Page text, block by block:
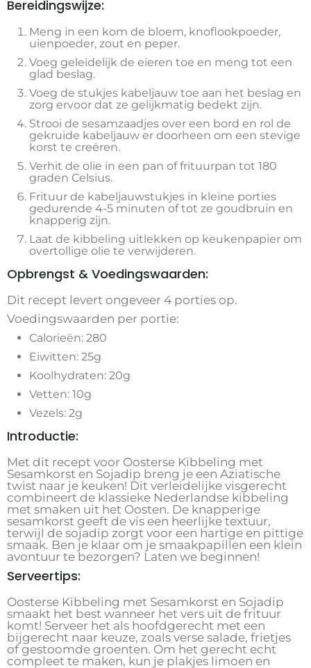
Bereidingswijze:
Meng in een kom de bloem, knoflookpoeder,
uienpoeder, zout en peper.
Voeg geleidelijk de eieren toe en meng tot een
glad beslag.
Voeg de stukjes kabeljauw toe aan het beslag en
zorg ervoor dat ze gelijkmatig bedekt zijn.
Strooi de sesamzaadjes over een bord en rol de
gekruide kabeljauw er doorheen om een stevige
korst te creëren.
Verhit de olie in een pan of frituurpan tot 180
graden Celsius.
Frituur de kabeljauwstukjes in kleine porties
gedurende 4-5 minuten of tot ze goudbruin en
knapperig zijn.
Laat de kibbeling uitlekken op keukenpapier om
overtollige olie te verwijderen.
Opbrengst & Voedingswaarden:
Dit recept levert ongeveer 4 porties op.
Voedingswaarden per portie:
Calorieën: 280
Eiwitten: 25g
Koolhydraten: 20g
Vetten: 10g
Vezels: 2g
Introductie:
Met dit recept voor Oosterse Kibbeling met
Sesamkorst en Sojadip breng je een Aziatische
twist naar je keuken! Dit verleidelijke visgerecht
combineert de klassieke Nederlandse kibbeling
met smaken uit het Oosten. De knapperige
sesamkorst geeft de vis een heerlijke textuur,
terwijl de sojadip zorgt voor een hartige en pittige
smaak. Ben je klaar om je smaakpapillen een klein
avontuur te bezorgen? Laten we beginnen!
Serveertips:
Oosterse Kibbeling met Sesamkorst en Sojadip
smaakt het best wanneer het vers uit de frituur
komt! Serveer het als hoofdgerecht met een
bijgerecht naar keuze, zoals verse salade, frietjes
of gestoomde groenten. Om het gerecht echt
compleet te maken, kun je plakjes limoen en